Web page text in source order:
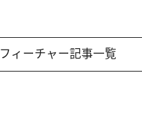
フィーチャー記事一覧